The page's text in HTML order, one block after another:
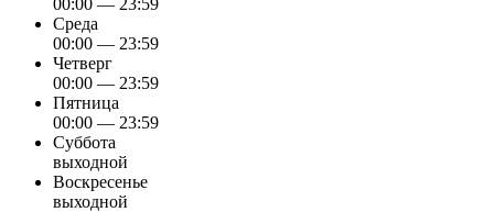
Среда
00:00 — 23:59
Четверг
00:00 — 23:59
Пятница
00:00 — 23:59
Суббота
выходной
Воскресенье
выходной